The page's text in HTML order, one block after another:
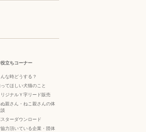
立ちコーナー
んな時どうする？
てほしい犬猫のこと
リジナルＹ字リード販売
親さん・ねこ親さんの体
ターダウンロード
協力頂いている企業・団体